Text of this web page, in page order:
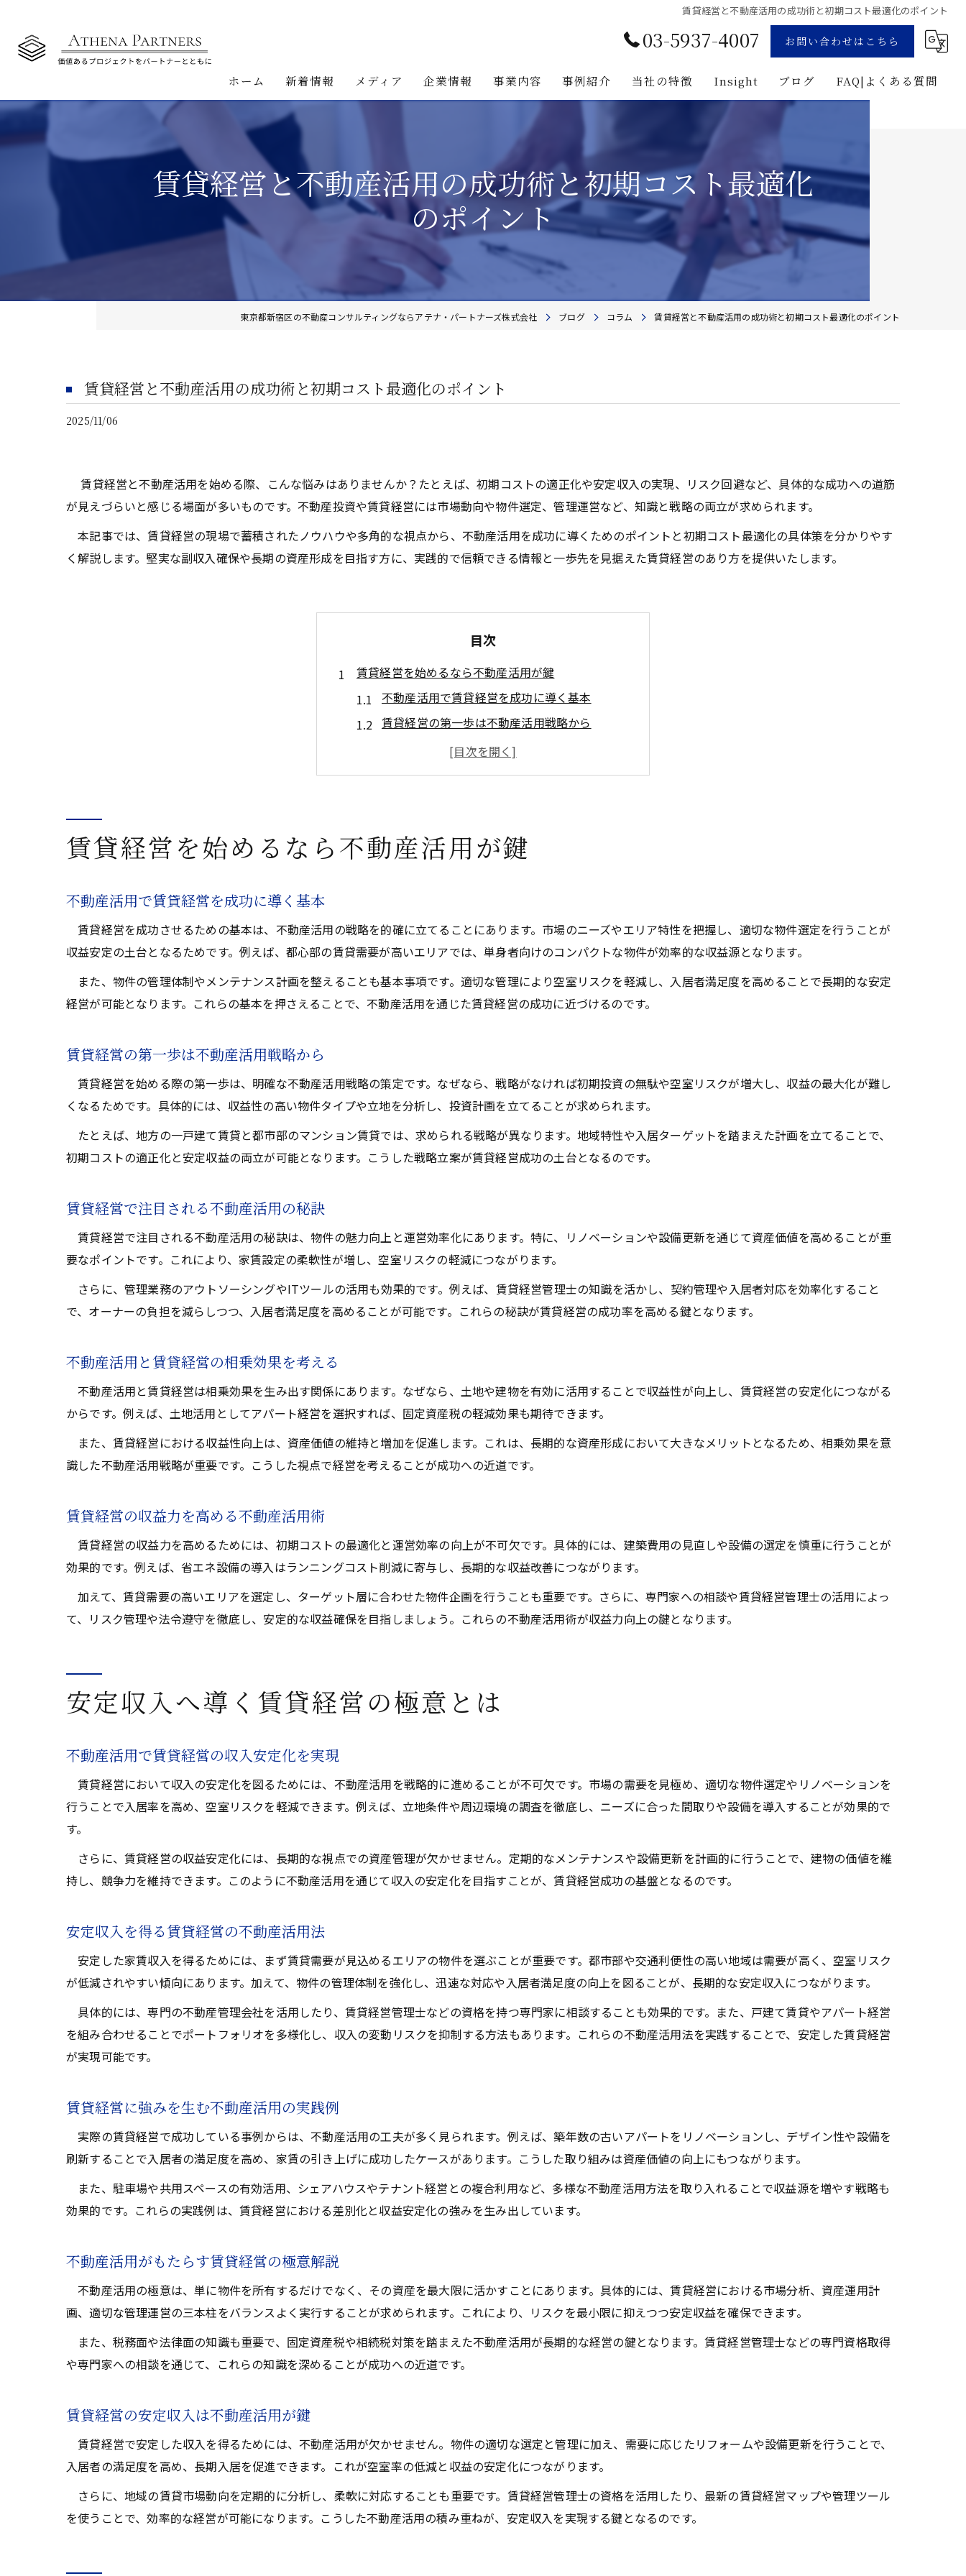
賃貸経営と不動産活用の成功術と初期コスト最適化のポイント
03-5937-4007 お問い合わせはこちら
ホーム 新着情報 メディア 企業情報
アテナ・パートナーズの強み
経営理念
事業内容
プロジェクト・マネジメント事業
不動産コンサルティング事業
不動産事業
不動産投資助言業務
地主様・資産家向けサービス
ビルオーナー向け
事例紹介 当社の特徴
コンサルティング
プロジェクト・マネジメント
Insight ブログ FAQ|よくある質問
賃貸経営と不動産活用の成功術と初期コスト最適化
のポイント
東京都新宿区の不動産コンサルティングならアテナ・パートナーズ株式会社 ブログ コラム 賃貸経営と不動産活用の成功術と初期コスト最適化のポイント
賃貸経営と不動産活用の成功術と初期コスト最適化のポイント
2025/11/06
賃貸経営と不動産活用を始める際、こんな悩みはありませんか？たとえば、初期コストの適正化や安定収入の実現、リスク回避など、具体的な成功への道筋
が見えづらいと感じる場面が多いものです。不動産投資や賃貸経営には市場動向や物件選定、管理運営など、知識と戦略の両立が求められます。
本記事では、賃貸経営の現場で蓄積されたノウハウや多角的な視点から、不動産活用を成功に導くためのポイントと初期コスト最適化の具体策を分かりやす
く解説します。堅実な副収入確保や長期の資産形成を目指す方に、実践的で信頼できる情報と一歩先を見据えた賃貸経営のあり方を提供いたします。
目次
賃貸経営を始めるなら不動産活用が鍵
不動産活用で賃貸経営を成功に導く基本
賃貸経営の第一歩は不動産活用戦略から
賃貸経営で注目される不動産活用の秘訣
不動産活用と賃貸経営の相乗効果を考える
不動産活用で賃貸経営の収入安定化を実現
不動産活用がもたらす賃貸経営の極意解説
賃貸経営の安定収入は不動産活用が鍵
不動産活用で初期コストを抑える工夫
賃貸経営の初期コスト抑制と不動産活用術
初期費用を下げる不動産活用のヒント
不動産活用で賃貸経営の初期負担を軽減
不動産活用で比較する賃貸経営の形態選び
賃貸経営で選ぶ不動産活用の最適解とは
不動産活用で賃貸経営リスクを最小化する
不動産活用が導く賃貸経営のリスク回避策
不動産活用で賃貸経営の資産形成を加速
賃貸経営の初期費用最適化と不動産活用術
賃貸経営で資産形成するための不動産活用
賃貸経営を始めるなら不動産活用が鍵
不動産活用で賃貸経営を成功に導く基本
賃貸経営を成功させるための基本は、不動産活用の戦略を的確に立てることにあります。市場のニーズやエリア特性を把握し、適切な物件選定を行うことが
収益安定の土台となるためです。例えば、都心部の賃貸需要が高いエリアでは、単身者向けのコンパクトな物件が効率的な収益源となります。
また、物件の管理体制やメンテナンス計画を整えることも基本事項です。適切な管理により空室リスクを軽減し、入居者満足度を高めることで長期的な安定
経営が可能となります。これらの基本を押さえることで、不動産活用を通じた賃貸経営の成功に近づけるのです。
賃貸経営の第一歩は不動産活用戦略から
賃貸経営を始める際の第一歩は、明確な不動産活用戦略の策定です。なぜなら、戦略がなければ初期投資の無駄や空室リスクが増大し、収益の最大化が難し
くなるためです。具体的には、収益性の高い物件タイプや立地を分析し、投資計画を立てることが求められます。
たとえば、地方の一戸建て賃貸と都市部のマンション賃貸では、求められる戦略が異なります。地域特性や入居ターゲットを踏まえた計画を立てることで、
初期コストの適正化と安定収益の両立が可能となります。こうした戦略立案が賃貸経営成功の土台となるのです。
賃貸経営で注目される不動産活用の秘訣
賃貸経営で注目される不動産活用の秘訣は、物件の魅力向上と運営効率化にあります。特に、リノベーションや設備更新を通じて資産価値を高めることが重
要なポイントです。これにより、家賃設定の柔軟性が増し、空室リスクの軽減につながります。
さらに、管理業務のアウトソーシングやITツールの活用も効果的です。例えば、賃貸経営管理士の知識を活かし、契約管理や入居者対応を効率化すること
で、オーナーの負担を減らしつつ、入居者満足度を高めることが可能です。これらの秘訣が賃貸経営の成功率を高める鍵となります。
不動産活用と賃貸経営の相乗効果を考える
不動産活用と賃貸経営は相乗効果を生み出す関係にあります。なぜなら、土地や建物を有効に活用することで収益性が向上し、賃貸経営の安定化につながる
からです。例えば、土地活用としてアパート経営を選択すれば、固定資産税の軽減効果も期待できます。
また、賃貸経営における収益性向上は、資産価値の維持と増加を促進します。これは、長期的な資産形成において大きなメリットとなるため、相乗効果を意
識した不動産活用戦略が重要です。こうした視点で経営を考えることが成功への近道です。
賃貸経営の収益力を高める不動産活用術
賃貸経営の収益力を高めるためには、初期コストの最適化と運営効率の向上が不可欠です。具体的には、建築費用の見直しや設備の選定を慎重に行うことが
効果的です。例えば、省エネ設備の導入はランニングコスト削減に寄与し、長期的な収益改善につながります。
加えて、賃貸需要の高いエリアを選定し、ターゲット層に合わせた物件企画を行うことも重要です。さらに、専門家への相談や賃貸経営管理士の活用によっ
て、リスク管理や法令遵守を徹底し、安定的な収益確保を目指しましょう。これらの不動産活用術が収益力向上の鍵となります。
安定収入へ導く賃貸経営の極意とは
不動産活用で賃貸経営の収入安定化を実現
賃貸経営において収入の安定化を図るためには、不動産活用を戦略的に進めることが不可欠です。市場の需要を見極め、適切な物件選定やリノベーションを
行うことで入居率を高め、空室リスクを軽減できます。例えば、立地条件や周辺環境の調査を徹底し、ニーズに合った間取りや設備を導入することが効果的で
す。
さらに、賃貸経営の収益安定化には、長期的な視点での資産管理が欠かせません。定期的なメンテナンスや設備更新を計画的に行うことで、建物の価値を維
持し、競争力を維持できます。このように不動産活用を通じて収入の安定化を目指すことが、賃貸経営成功の基盤となるのです。
安定収入を得る賃貸経営の不動産活用法
安定した家賃収入を得るためには、まず賃貸需要が見込めるエリアの物件を選ぶことが重要です。都市部や交通利便性の高い地域は需要が高く、空室リスク
が低減されやすい傾向にあります。加えて、物件の管理体制を強化し、迅速な対応や入居者満足度の向上を図ることが、長期的な安定収入につながります。
具体的には、専門の不動産管理会社を活用したり、賃貸経営管理士などの資格を持つ専門家に相談することも効果的です。また、戸建て賃貸やアパート経営
を組み合わせることでポートフォリオを多様化し、収入の変動リスクを抑制する方法もあります。これらの不動産活用法を実践することで、安定した賃貸経営
が実現可能です。
賃貸経営に強みを生む不動産活用の実践例
実際の賃貸経営で成功している事例からは、不動産活用の工夫が多く見られます。例えば、築年数の古いアパートをリノベーションし、デザイン性や設備を
刷新することで入居者の満足度を高め、家賃の引き上げに成功したケースがあります。こうした取り組みは資産価値の向上にもつながります。
また、駐車場や共用スペースの有効活用、シェアハウスやテナント経営との複合利用など、多様な不動産活用方法を取り入れることで収益源を増やす戦略も
効果的です。これらの実践例は、賃貸経営における差別化と収益安定化の強みを生み出しています。
不動産活用がもたらす賃貸経営の極意解説
不動産活用の極意は、単に物件を所有するだけでなく、その資産を最大限に活かすことにあります。具体的には、賃貸経営における市場分析、資産運用計
画、適切な管理運営の三本柱をバランスよく実行することが求められます。これにより、リスクを最小限に抑えつつ安定収益を確保できます。
また、税務面や法律面の知識も重要で、固定資産税や相続税対策を踏まえた不動産活用が長期的な経営の鍵となります。賃貸経営管理士などの専門資格取得
や専門家への相談を通じて、これらの知識を深めることが成功への近道です。
賃貸経営の安定収入は不動産活用が鍵
賃貸経営で安定した収入を得るためには、不動産活用が欠かせません。物件の適切な選定と管理に加え、需要に応じたリフォームや設備更新を行うことで、
入居者の満足度を高め、長期入居を促進できます。これが空室率の低減と収益の安定化につながります。
さらに、地域の賃貸市場動向を定期的に分析し、柔軟に対応することも重要です。賃貸経営管理士の資格を活用したり、最新の賃貸経営マップや管理ツール
を使うことで、効率的な経営が可能になります。こうした不動産活用の積み重ねが、安定収入を実現する鍵となるのです。